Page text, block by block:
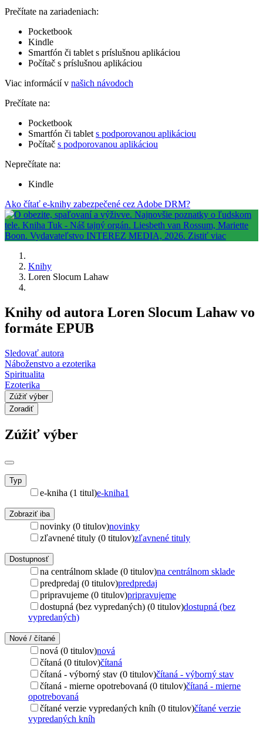
Prečítate na zariadeniach:
Pocketbook
Kindle
Smartfón či tablet s príslušnou aplikáciou
Počítač s príslušnou aplikáciou
Viac informácií v našich návodoch
Prečítate na:
Pocketbook
Smartfón či tablet s podporovanou aplikáciou
Počítač s podporovanou aplikáciou
Neprečítate na:
Kindle
Ako čítať e-knihy zabezpečené cez Adobe DRM?
Knihy
Loren Slocum Lahaw
Knihy od autora Loren Slocum Lahaw vo
formáte EPUB
Sledovať autora
Náboženstvo a ezoterika
Spiritualita
Ezoterika
Zúžiť výber
Zoradiť
Zúžiť výber
Typ
e-kniha (1 titul)e-kniha1
Zobraziť iba
novinky (0 titulov)novinky
zľavnené tituly (0 titulov)zľavnené tituly
Dostupnosť
na centrálnom sklade (0 titulov)na centrálnom sklade
predpredaj (0 titulov)predpredaj
pripravujeme (0 titulov)pripravujeme
dostupná (bez vypredaných) (0 titulov)dostupná (bez
vypredaných)
Nové / čítané
nová (0 titulov)nová
čítaná (0 titulov)čítaná
čítaná - výborný stav (0 titulov)čítaná - výborný stav
čítaná - mierne opotrebovaná (0 titulov)čítaná - mierne
opotrebovaná
čítané verzie vypredaných kníh (0 titulov)čítané verzie
vypredaných kníh